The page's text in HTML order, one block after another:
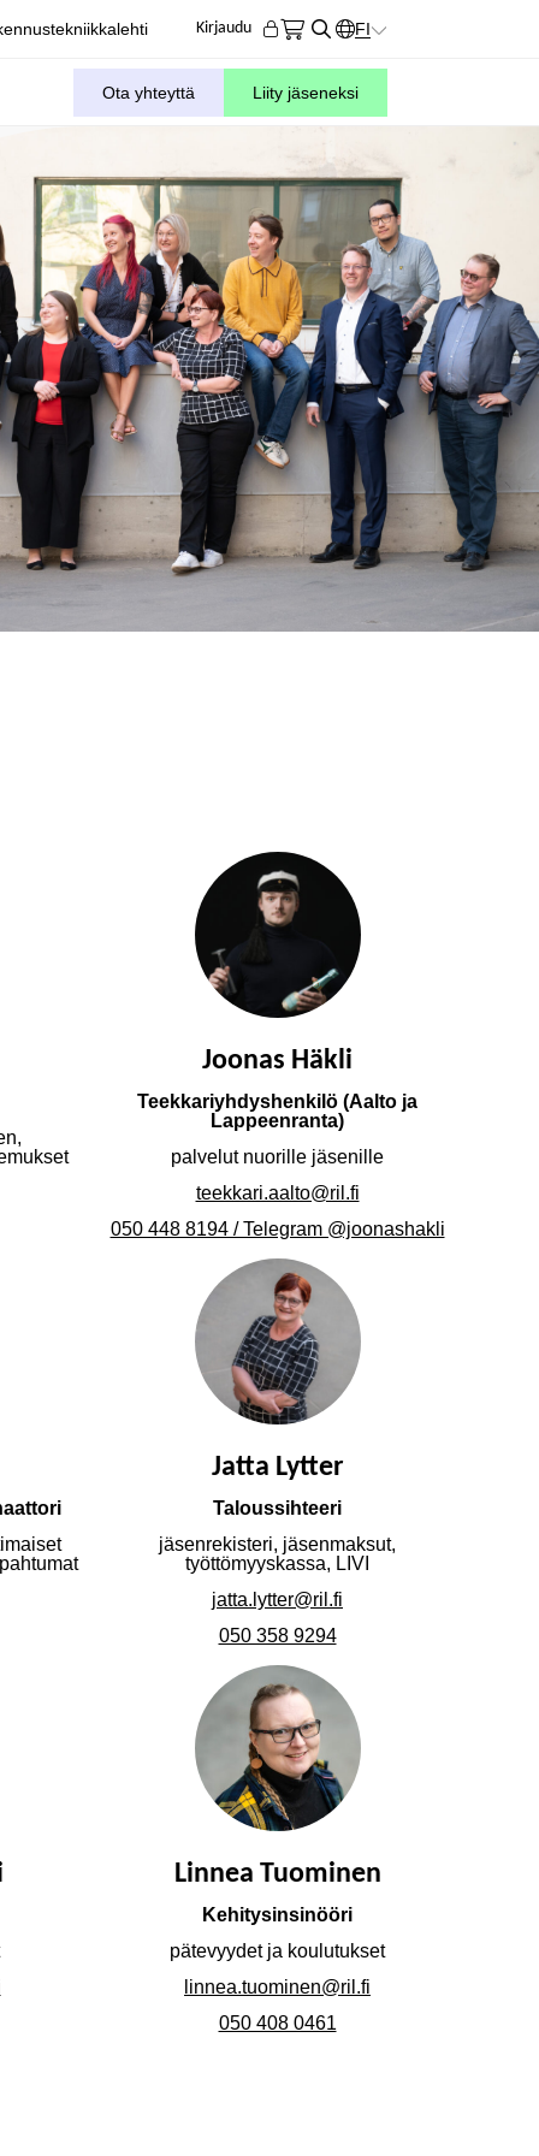
Kirjaudu FI
KIELIVALITSIN.
Ota yhteyttä Liity jäseneksi
Joonas Häkli
Teekkariyhdyshenkilö (Aalto ja
Lappeenranta)
palvelut nuorille jäsenille
teekkari.aalto@ril.fi
050 448 8194 / Telegram @joonashakli
Jatta Lytter
Taloussihteeri
jäsenrekisteri, jäsenmaksut,
työttömyyskassa, LIVI
jatta.lytter@ril.fi
050 358 9294
Linnea Tuominen
Kehitysinsinööri
pätevyydet ja koulutukset
linnea.tuominen@ril.fi
050 408 0461